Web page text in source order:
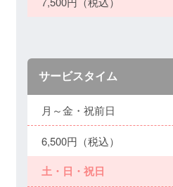
サービスタイム
月～金・祝前日
6,500円（税込）
土・日・祝日